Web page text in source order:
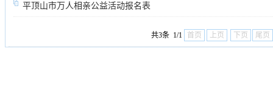
平顶山市万人相亲公益活动报名表
共3条 1/1 首页 上页 下页 尾页